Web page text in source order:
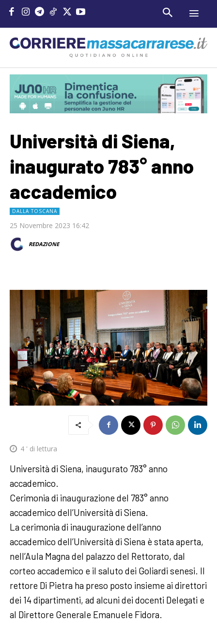
Università di Siena,
inaugurato 783° anno
accademico
DALLA TOSCANA
25 Novembre 2023 16:42
REDAZIONE
4 ' di lettura
Università di Siena, inaugurato 783° anno
accademico.
Cerimonia di inaugurazione del 783° anno
accademico dell’Università di Siena.
La cerimonia di inaugurazione dell’anno
accademico dell’Università di Siena è stata aperta,
nell’Aula Magna del palazzo del Rettorato, dal
corteo accademico e il saluto dei Goliardi senesi. Il
rettore Di Pietra ha preso posto insieme ai direttori
dei 14 dipartimenti, ad alcuni dei docenti Delegati e
al Direttore Generale Emanuele Fidora.